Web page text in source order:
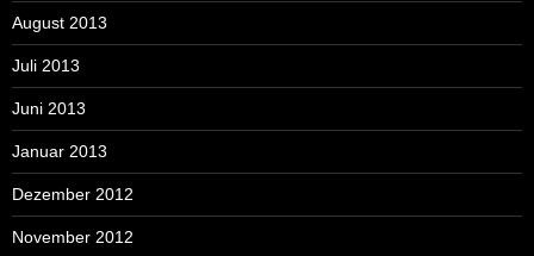
August 2013
Juli 2013
Juni 2013
Januar 2013
Dezember 2012
November 2012